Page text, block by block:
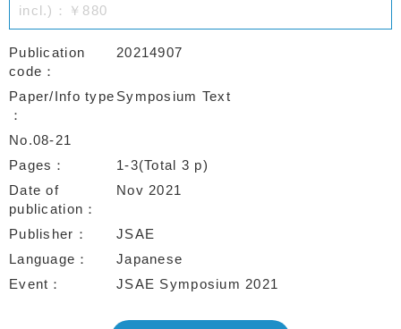
incl.)：￥880
Publication
code
20214907
Paper/Info type Symposium Text
No.08-21
Pages
1-3(Total 3 p)
Date of
publication
Nov 2021
Publisher
JSAE
Language
Japanese
Event
JSAE Symposium 2021